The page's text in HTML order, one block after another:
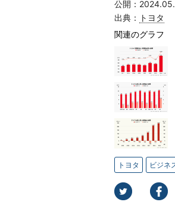
公開：
出典：
トヨタ
関連のグラフ
トヨタ ビジネ